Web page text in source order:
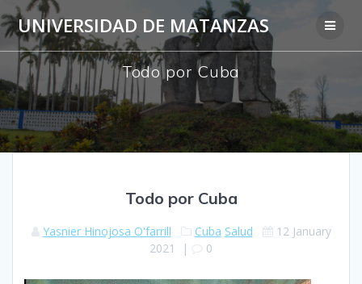
Skip
to
content
UNIVERSIDAD DE MATANZAS
Todo por Cuba
Todo por Cuba
Yasnier Hinojosa O'farrill Cuba Salud
12 January
2021
| 0